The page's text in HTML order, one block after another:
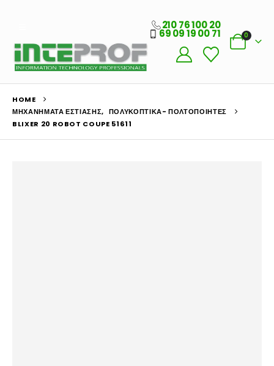
210 76 100 20
69 09 19 00 71 0
HOME
ΜΗΧΑΝΉΜΑΤΑ ΕΣΤΊΑΣΗΣ, ΠΟΛΥΚΟΠΤΙΚΆ- ΠΟΛΤΟΠΟΙΗΤΈΣ
BLIXER 20 ROBOT COUPE 51611